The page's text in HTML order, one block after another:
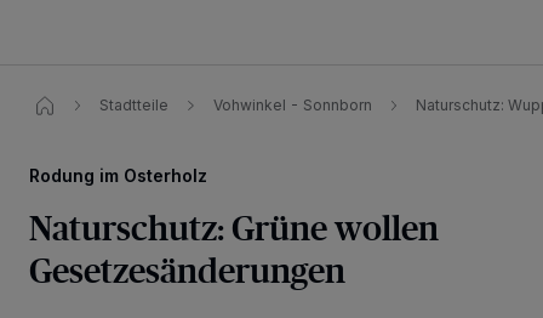
Stadtteile Vohwinkel - Sonnborn Naturschutz:
Rodung im Osterholz
Naturschutz: Grüne wollen
Gesetzesänderungen